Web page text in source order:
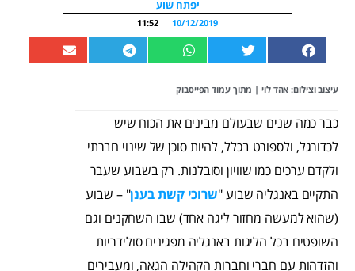
יפתח שוע
10/12/2019
11:52
עיצוב וצילום: אהד לוי | מתוךעמוד הפייסבוק
כבר כמה שנים שבעולם מבינים את הכוח שיש
לכדורגל, ולספורט בכלל, להיות סוכן של שינוי חברתי
ולקדם ערכים כמו שוויון וסובלנות. רק בשבוע שעבר
התקיים באנגליה שבוע "שרוכי קשת בענן" – שבוע
(שהוא למעשה מחזור ליגה אחד) שבו השחקנים וגם
השופטים בכל הליגות באנגליה מפגינים סולידריות
והזדהות עם חברי וחברות הקהילה הגאה, ומעבירים